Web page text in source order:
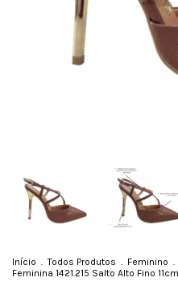
Início . Todos Produtos . Feminino .
Feminina 1421.215 Salto Alto Fino